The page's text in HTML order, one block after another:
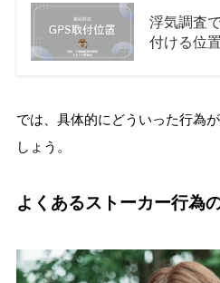
浮気調査
付ける位
では、具体的にどういった行為
しょう。
よくあるストーカー行為